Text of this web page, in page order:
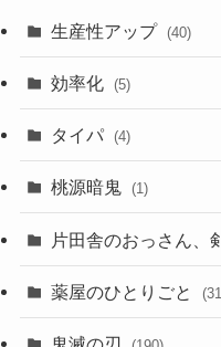
生産性アップ (40)
効率化 (5)
タイパ (4)
桃源暗鬼 (1)
片田舎のおっさん、
薬屋のひとりごと